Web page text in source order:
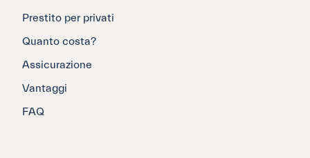
Prestito per privati
Quanto costa?
Assicurazione
Vantaggi
FAQ